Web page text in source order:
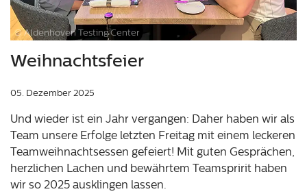
© Aldenhoven Testing Center
Weihnachtsfeier
05. Dezember 2025
Und wieder ist ein Jahr vergangen: Daher haben wir als
Team unsere Erfolge letzten Freitag mit einem leckeren
Teamweihnachtsessen gefeiert! Mit guten Gesprächen,
herzlichen Lachen und bewährtem Teamspririt haben
wir so 2025 ausklingen lassen.